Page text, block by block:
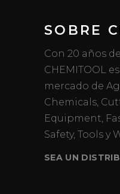
SOBRE
Con 20 años
CHEMITOOL
mercado de
Chemicals,
Equipment,
Safety, Tools y
SEA UN